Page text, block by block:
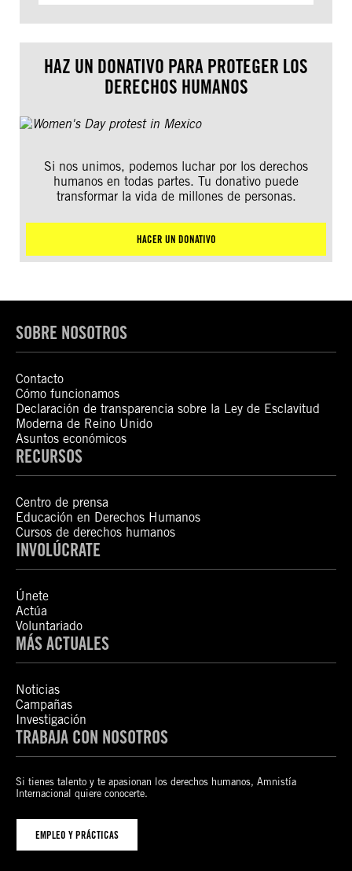
HAZ UN DONATIVO PARA PROTEGER LOS
DERECHOS HUMANOS
Si nos unimos, podemos luchar por los derechos
humanos en todas partes. Tu donativo puede
transformar la vida de millones de personas.
HACER UN DONATIVO
SOBRE NOSOTROS
Contacto
Cómo funcionamos
Declaración de transparencia sobre la Ley de Esclavitud
Moderna de Reino Unido
Asuntos económicos
RECURSOS
Centro de prensa
Educación en Derechos Humanos
Cursos de derechos humanos
INVOLÚCRATE
Únete
Actúa
Voluntariado
MÁS ACTUALES
Noticias
Campañas
Investigación
TRABAJA CON NOSOTROS
Si tienes talento y te apasionan los derechos humanos, Amnistía
Internacional quiere conocerte.
EMPLEO Y PRÁCTICAS